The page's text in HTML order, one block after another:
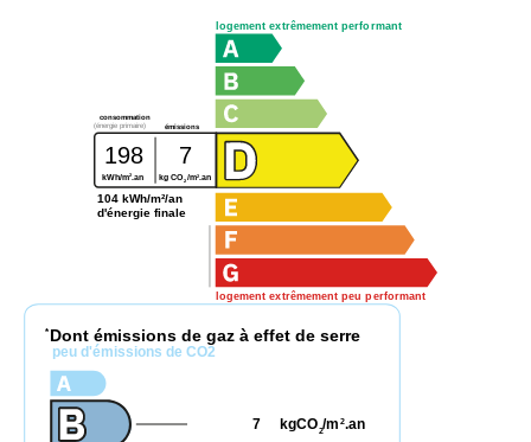
logement extrêmement performant
logement extrêmement peu performant
consommation
émissions
(énergie primaire)
198 7
kWh/m2.an kg CO2 /m2 .an
104 kWh/m²/an
d'énergie finale
* Dont émissions de gaz à effet de serre
peu d'émissions de CO2
kgCO2/m 2.an
7